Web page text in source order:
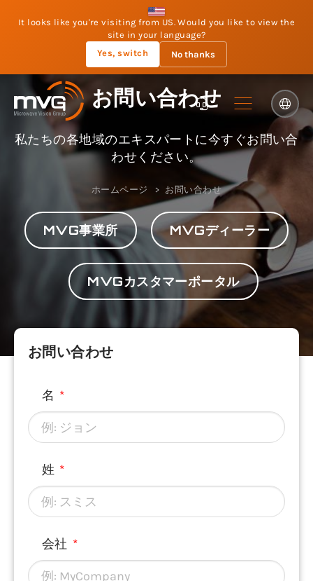
It looks like you're visiting from US. Would you like to view the
site in your language?
Yes, switch
No thanks
お問い合わせ
私たちの各地域のエキスパートに今すぐお問い合
わせください。
ホームページ お問い合わせ
MVG事業所 MVGディーラー
MVGカスタマーポータル
お問い合わせ
名
姓
会社